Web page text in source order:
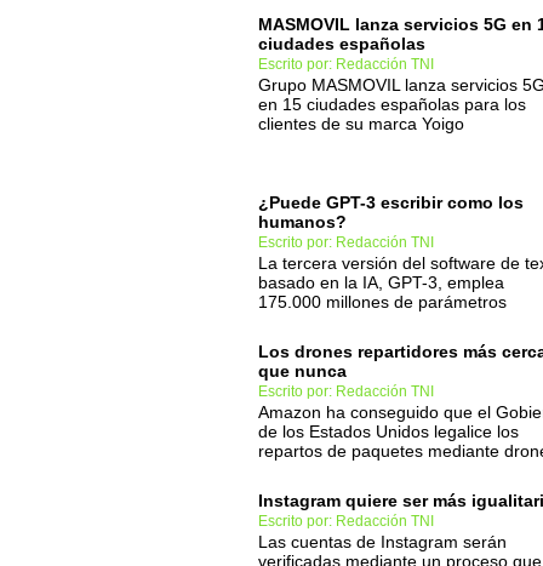
MASMOVIL lanza servicios 5G en
ciudades españolas
Escrito por: Redacción TNI
Grupo MASMOVIL lanza servicios
en 15 ciudades españolas para los
clientes de su marca Yoigo
¿Puede GPT-3 escribir como los
humanos?
Escrito por: Redacción TNI
La tercera versión del software de
basado en la IA, GPT-3, emplea
175.000 millones de parámetros
Los drones repartidores más
que nunca
Escrito por: Redacción TNI
Amazon ha conseguido que el
de los Estados Unidos legalice los
repartos de paquetes mediante
Instagram quiere ser más
Escrito por: Redacción TNI
Las cuentas de Instagram serán
verificadas mediante un proceso que